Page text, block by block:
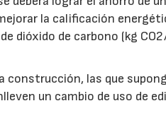
la calificación
dióxido de carbono (kg
construcción, las que
un cambio de uso de